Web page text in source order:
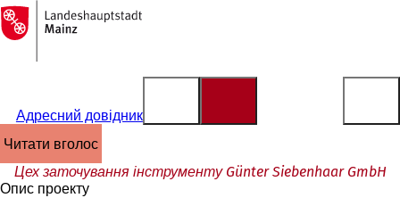
Перейти до змісту
На
головну
сторінку
Адресний довідник
читати вголос
Цех заточування інструменту Günter Siebenhaar GmbH
Опис проекту